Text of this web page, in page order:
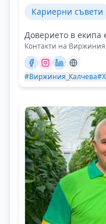
Кариерни съвети
Доверието в екипа
Контакти на
#Виржиния_Калчева